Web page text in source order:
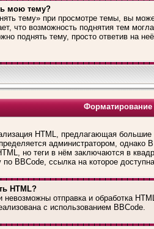
мою тему?
тему» при просмотре темы, вы
что возможность поднятия тем
поднять тему, просто ответив на
HTML, предлагающая
администратором,
но теги в нём заключаются в
по BBCode, ссылка на которое
HTML?
невозможны отправка и обработка
с использованием BBCode.